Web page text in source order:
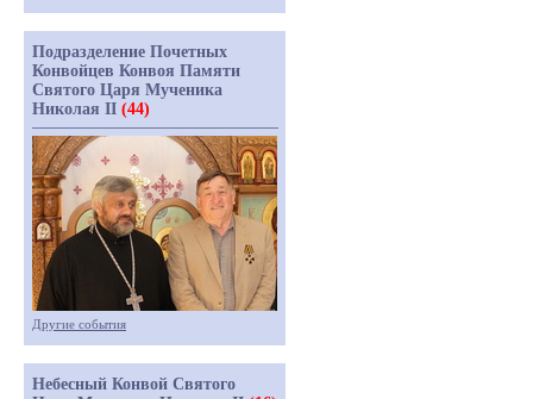
Подразделение Почетных
Конвойцев Конвоя Памяти
Святого Царя Мученика
Николая II (44)
Другие события
Небесный Конвой Святого